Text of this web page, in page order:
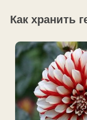
Как хранить